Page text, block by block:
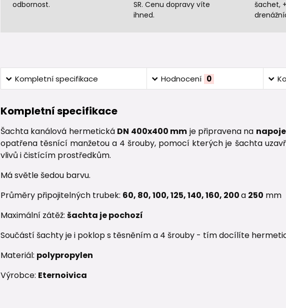
odbornost.
SR. Cenu dopravy víte
ihned.
šachet,
Kompletní specifikace Hodnocení 0
Kompletní specifikace
Šachta kanálová hermetická DN 400x400 mm je připravena na
opatřena těsnící manžetou a 4 šrouby, pomocí kterých je šachta
vlivů i čistícím prostředkům.
Má světle šedou barvu.
Průměry připojitelných trubek: 60, 80, 100, 125, 140, 160, 200a 250 mm
Maximální zátěž: šachta je pochozí
Součástí šachty je i poklop s těsněním a 4 šrouby - tím docílíte
Materiál: polypropylen
Výrobce: Eternoivica